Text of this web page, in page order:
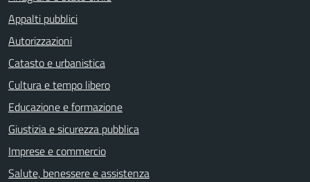
Appalti pubblici
Autorizzazioni
Catasto e urbanistica
Cultura e tempo libero
Educazione e formazione
Giustizia e sicurezza pubblica
Imprese e commercio
Salute, benessere e assistenza